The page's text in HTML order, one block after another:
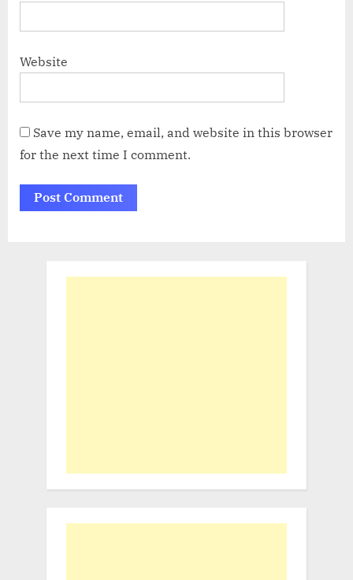
Website
Save my name, email, and website in this browser
for the next time I comment.